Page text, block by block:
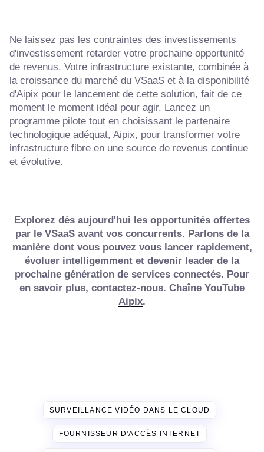
Ne laissez pas les contraintes des investissements
d'investissement retarder votre prochaine opportunité
de revenus. Votre infrastructure existante, combinée à
la croissance du marché du VSaaS et à la disponibilité
d'Aipix pour le lancement de cette solution, fait de ce
moment le moment idéal pour agir. Lancez un
programme pilote tout en choisissant le partenaire
technologique adéquat, Aipix, pour transformer votre
infrastructure fibre en une source de revenus continue
et évolutive.
Explorez dès aujourd'hui les opportunités offertes
par le VSaaS avant vos concurrents. Parlons de la
manière dont vous pouvez vous lancer rapidement,
évoluer intelligemment et devenir leader de la
prochaine génération de services connectés. Pour
en savoir plus, contactez-nous. Chaîne YouTube
Aipix.
SURVEILLANCE VIDÉO DANS LE CLOUD
FOURNISSEUR D'ACCÈS INTERNET